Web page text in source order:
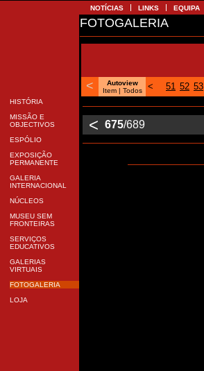
HISTÓRIA
MISSÃO E
OBJECTIVOS
ESPÓLIO
EXPOSIÇÃO
PERMANENTE
GALERIA
INTERNACIONAL
NÚCLEOS
MUSEU SEM
FRONTEIRAS
SERVIÇOS
EDUCATIVOS
GALERIAS
VIRTUAIS
FOTOGALERIA
LOJA
NOTÍCIAS LINKS EQUIPA
FOTOGALERIA
<
Autoview
Item| Todos < 51 52 53
< 675/689